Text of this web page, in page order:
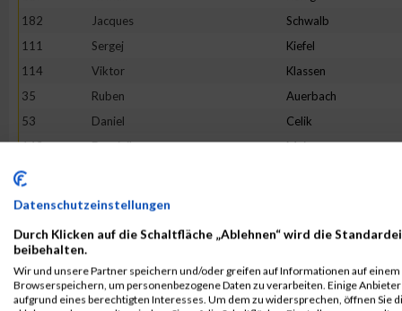
182
Jacques Schwalb
111
Sergej Kiefel
114
Viktor Klassen
35
Ruben Auerbach
53
Daniel Celik
143
Dominik Meier
147
150
134
Daniel Leonhard
192
Tobias Skrandies
Datenschutzeinstellungen
Durch Klicken auf die Schaltfläche „Ablehnen“ wird die
beibehalten.
Wir und unsere Partner speichern und/oder greifen auf Informationen auf einem
Browserspeichern, um personenbezogene Daten zu verarbeiten. Einige
aufgrund eines berechtigten Interesses. Um dem zu widersprechen, öffnen Sie